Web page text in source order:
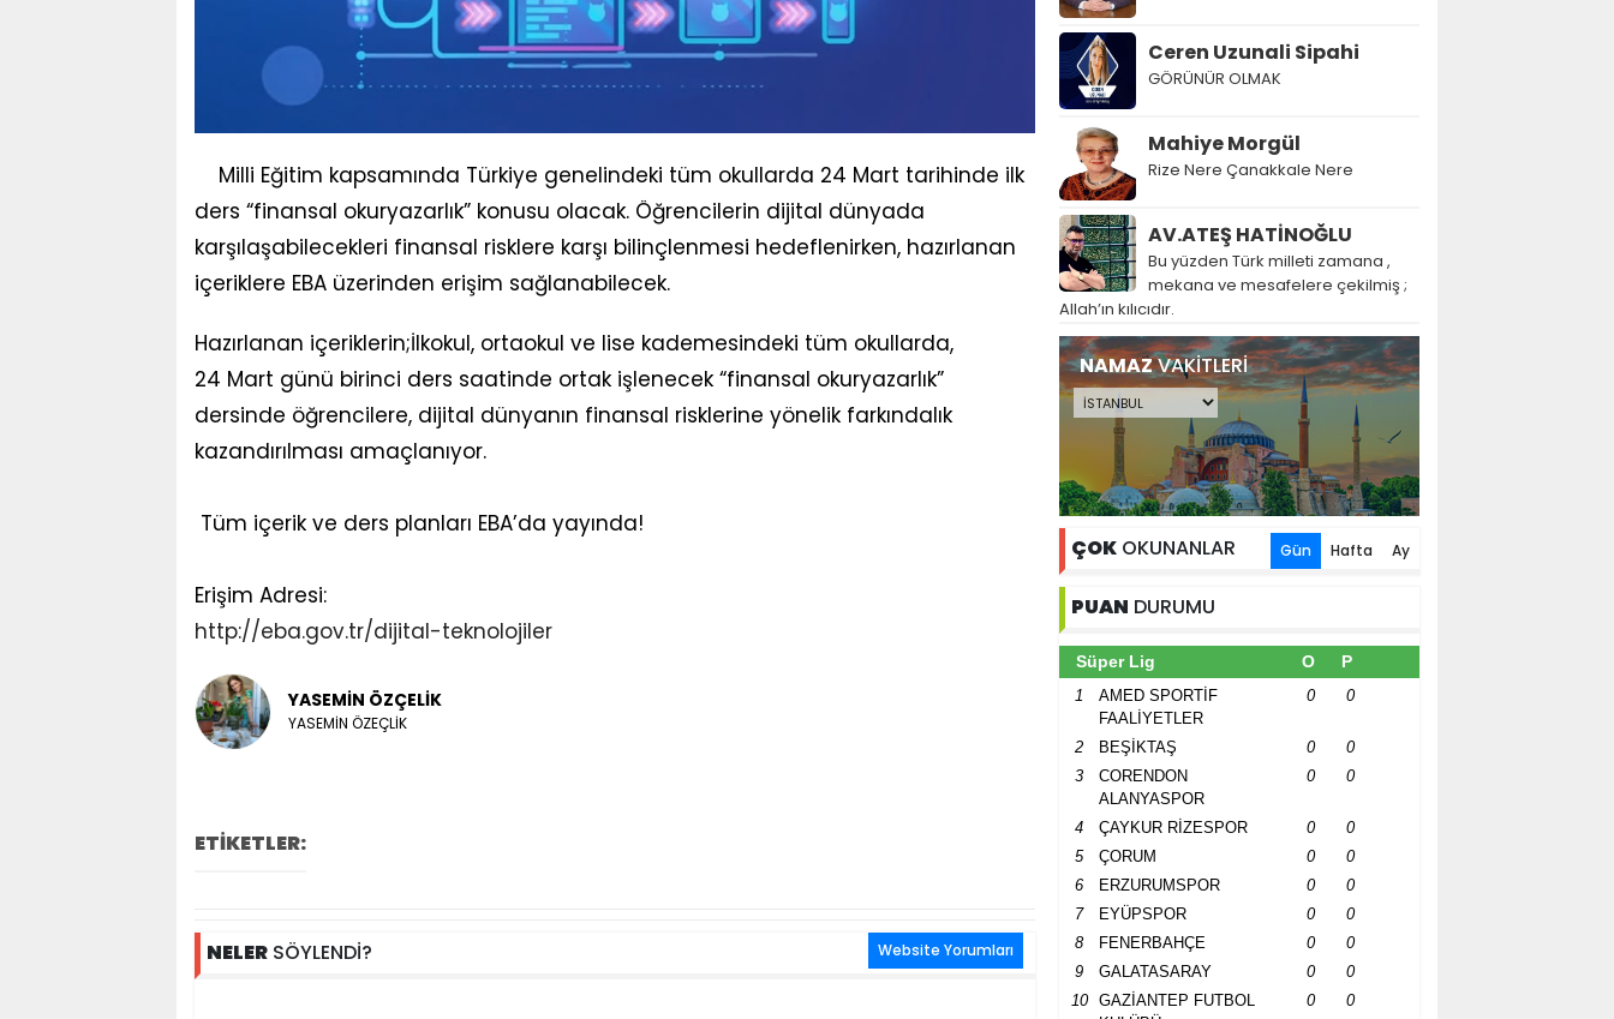
Milli Eğitim kapsamında Türkiye genelindeki tüm okullarda 24 Mart tarihinde ilk
ders “finansal okuryazarlık” konusu olacak. Öğrencilerin dijital dünyada
karşılaşabilecekleri finansal risklere karşı bilinçlenmesi hedeflenirken, hazırlanan
içeriklere EBA üzerinden erişim sağlanabilecek.
Hazırlanan içeriklerin;İlkokul, ortaokul ve lise kademesindeki tüm okullarda,
24 Mart günü birinci ders saatinde ortak işlenecek “finansal okuryazarlık”
dersinde öğrencilere, dijital dünyanın finansal risklerine yönelik farkındalık
kazandırılması amaçlanıyor.
Tüm içerik ve ders planları EBA’da yayında!
Erişim Adresi:
http://eba.gov.tr/dijital-teknolojiler
YASEMİN ÖZÇELİK
YASEMİN ÖZEÇLİK
ETİKETLER:
NELER SÖYLENDİ? Website Yorumları
Ceren Uzunali Sipahi
GÖRÜNÜR OLMAK
Mahiye Morgül
Rize Nere Çanakkale Nere
AV.ATEŞ HATİNOĞLU
Bu yüzden Türk milleti zamana ,
mekana ve mesafelere çekilmiş ;
Allah’ın kılıcıdır.
NAMAZVAKİTLERİ
ÇOK OKUNANLAR Gün Hafta Ay
PUAN DURUMU
Süper Lig O P
1
AMED SPORTİF
FAALİYETLER
0 0
2 BEŞİKTAŞ 0
0
3
CORENDON
ALANYASPOR
0 0
4 ÇAYKUR RİZESPOR 0
0
5
ÇORUM 0
0
6
ERZURUMSPOR 0
0
7
EYÜPSPOR 0
0
8
FENERBAHÇE 0
0
9
GALATASARAY 0
0
10
GAZİANTEP FUTBOL
0 0